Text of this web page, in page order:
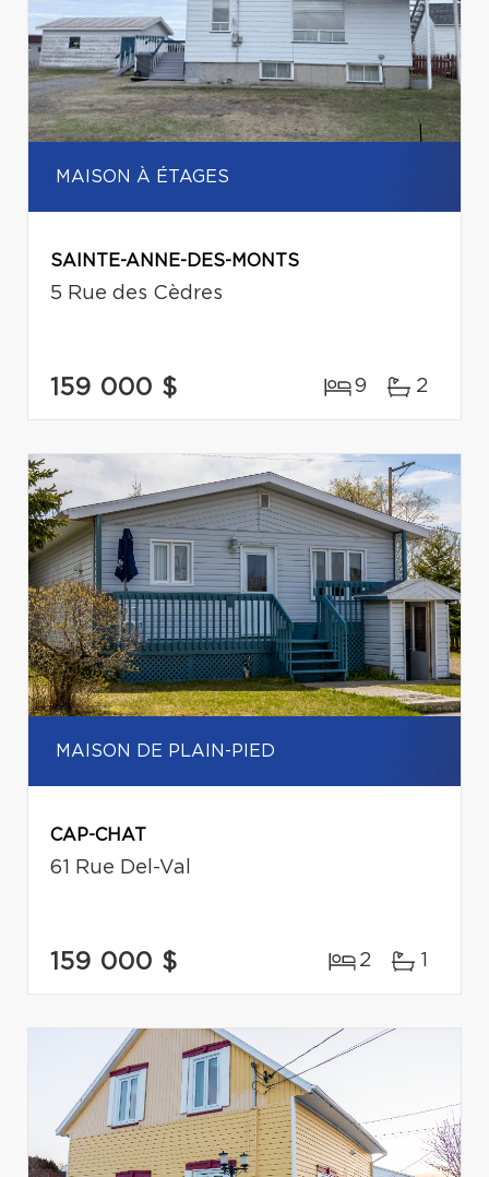
MAISON À ÉTAGES
SAINTE-ANNE-DES-MONTS
5 Rue des Cèdres
159 000 $ 9 2
MAISON DE PLAIN-PIED
CAP-CHAT
61 Rue Del-Val
159 000 $ 2 1